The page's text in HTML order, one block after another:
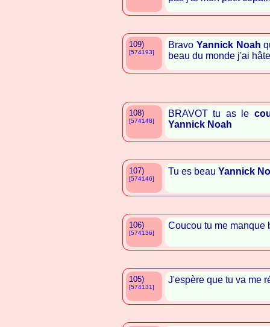
109)
[574193]
Bravo Yannick Noah
beau du monde j'ai
108)
[574148]
BRAVOT tu as le
Yannick Noah
107)
[574146]
Tu es beau Yannick
106)
[574136]
Coucou tu me manque
105)
[574131]
J'espère que tu va me